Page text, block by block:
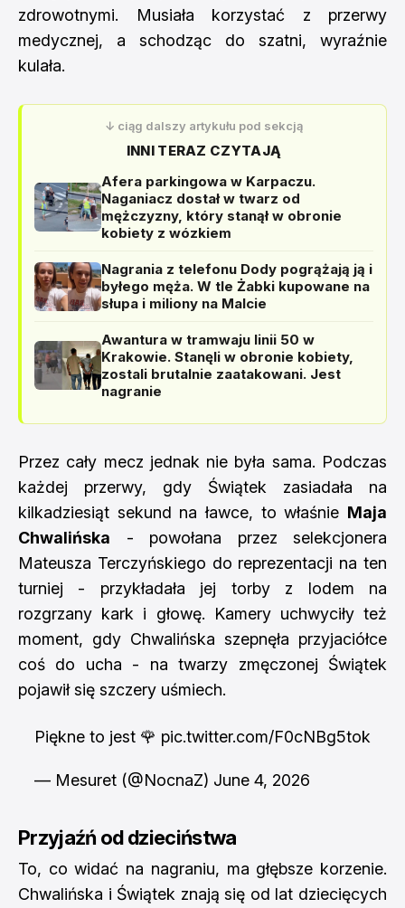
zdrowotnymi. Musiała korzystać z przerwy
medycznej, a schodząc do szatni, wyraźnie
kulała.
↓ ciąg dalszy artykułu pod sekcją
INNI TERAZ CZYTAJĄ
Afera parkingowa w Karpaczu.
Naganiacz dostał w twarz od
mężczyzny, który stanął w obronie
kobiety z wózkiem
Nagrania z telefonu Dody pogrążają ją i
byłego męża. W tle Żabki kupowane na
słupa i miliony na Malcie
Awantura w tramwaju linii 50 w
Krakowie. Stanęli w obronie kobiety,
zostali brutalnie zaatakowani. Jest
nagranie
Przez cały mecz jednak nie była sama. Podczas
każdej przerwy, gdy Świątek zasiadała na
kilkadziesiąt sekund na ławce, to właśnie Maja
Chwalińska - powołana przez selekcjonera
Mateusza Terczyńskiego do reprezentacji na ten
turniej - przykładała jej torby z lodem na
rozgrzany kark i głowę. Kamery uchwyciły też
moment, gdy Chwalińska szepnęła przyjaciółce
coś do ucha - na twarzy zmęczonej Świątek
pojawił się szczery uśmiech.
Piękne to jest 🌹 pic.twitter.com/F0cNBg5tok
— Mesuret (@NocnaZ) June 4, 2026
Przyjaźń od dzieciństwa
To, co widać na nagraniu, ma głębsze korzenie.
Chwalińska i Świątek znają się od lat dziecięcych